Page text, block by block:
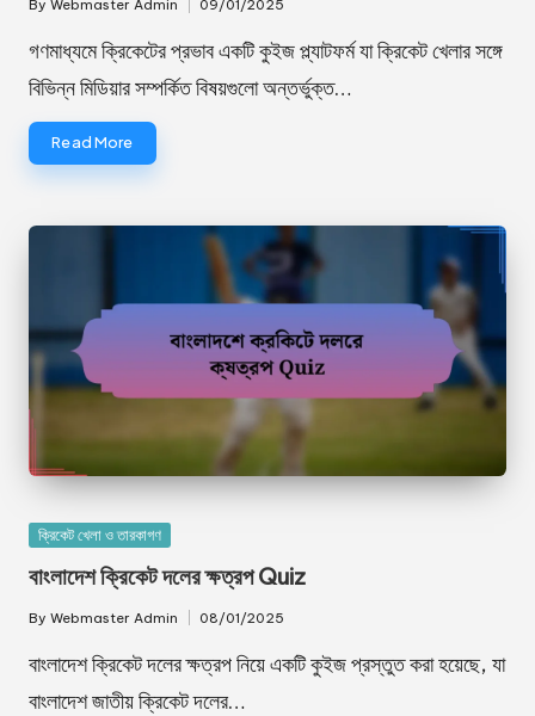
Posted
By Webmaster Admin 09/01/2025
গণমাধ্যমে ক্রিকেটের প্রভাব একটি কুইজ প্ল্যাটফর্ম যা ক্রিকেট খেলার সঙ্গে
বিভিন্ন মিডিয়ার সম্পর্কিত বিষয়গুলো অন্তর্ভুক্ত…
Read More
Posted
ক্রিকেট খেলা ও তারকাগণ
বাংলাদেশ ক্রিকেট দলের ক্ষত্রপ Quiz
Posted
By Webmaster Admin 08/01/2025
বাংলাদেশ ক্রিকেট দলের ক্ষত্রপ নিয়ে একটি কুইজ প্রস্তুত করা হয়েছে, যা
বাংলাদেশ জাতীয় ক্রিকেট দলের…